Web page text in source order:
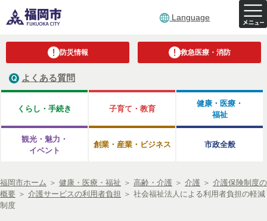
Language
防災情報 救急医療・消防
よくある質問
くらし・手続き 子育て・教育
健康・医療・
福祉
観光・魅力・
イベント
創業・産業・ビジネス 市政全般
福岡市ホーム ＞ 健康・医療・福祉 ＞ 高齢・介護 ＞ 介護 ＞ 介護保険制度の
概要 ＞ 介護サービスの利用者負担 ＞ 社会福祉法人による利用者負担の軽減
制度